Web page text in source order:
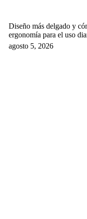
Diseño más delgado y
ergonomía para el uso
agosto 5, 2026